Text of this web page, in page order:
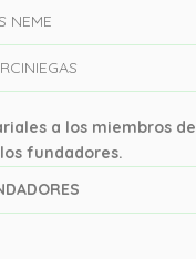
NEME
a los miembros
fundadores.